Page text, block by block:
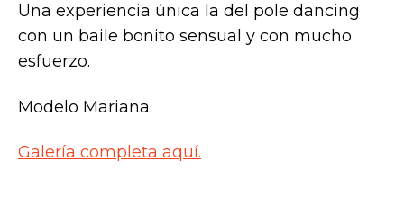
Una experiencia única la del pole dancing
con un baile bonito sensual y con mucho
esfuerzo.
Modelo Mariana.
Galería completa aquí.